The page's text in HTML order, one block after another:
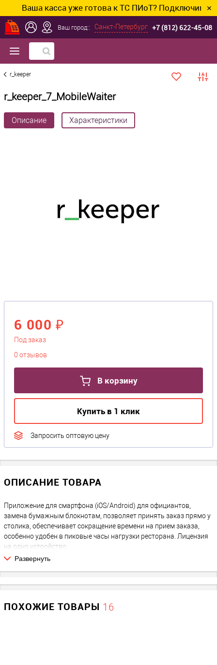
Ваша касса уже готова к ТС ПИоТ? Подключим и ✕
Ваш город:: Санкт-Петербург +7 (812) 622-45-08
r_keeper
r_keeper_7_MobileWaiter
Описание Характеристики
6 000 ₽
Под заказ
0 отзывов
В корзину
Купить в 1 клик
Запросить оптовую цену
ОПИСАНИЕ ТОВАРА
Приложение для смартфона (iOS/Android) для официантов,
замена бумажным блокнотам, позволяет принять заказ прямо у
столика, обеспечивает сокращение времени на прием заказа,
особенно удобен в пиковые часы нагрузки ресторана. Лицензия
на одно устройство.
Развернуть
ПОХОЖИЕ ТОВАРЫ 16